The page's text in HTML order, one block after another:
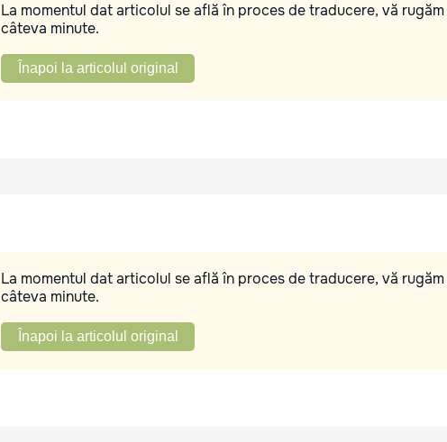
La momentul dat articolul se află în proces de traducere, vă
câteva minute.
Înapoi la articolul original
La momentul dat articolul se află în proces de traducere, vă
câteva minute.
Înapoi la articolul original